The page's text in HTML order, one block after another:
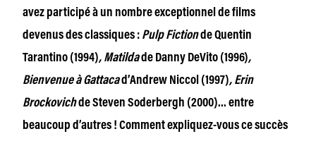
avez participé à un nombre exceptionnel de films
devenus des classiques : Pulp Fictionde Quentin
Tarantino (1994), Matildade Danny DeVito (1996),
Bienvenue à Gattacad’Andrew Niccol (1997), Erin
Brockovichde Steven Soderbergh (2000)… entre
beaucoup d’autres ! Comment expliquez-vous ce succès